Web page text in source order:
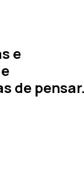
e
de pensar.